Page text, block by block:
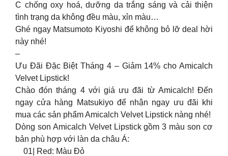
C chống oxy hoá, dưỡng da trắng sáng và cải thiện
tình trạng da không đều màu, xỉn màu…
Ghé ngay Matsumoto Kiyoshi để không bỏ lỡ deal hời
này nhé!
–
Ưu Đãi Đặc Biệt Tháng 4 – Giảm 14% cho Amicalch
Velvet Lipstick!
Chào đón tháng 4 với giá ưu đãi từ Amicalch! Đến
ngay cửa hàng Matsukiyo để nhận ngay ưu đãi khi
mua các sản phẩm Amicalch Velvet Lipstick nàng nhé!
Dòng son Amicalch Velvet Lipstick gồm 3 màu son cơ
bản phù hợp với làn da châu Á:
01| Red: Màu Đỏ